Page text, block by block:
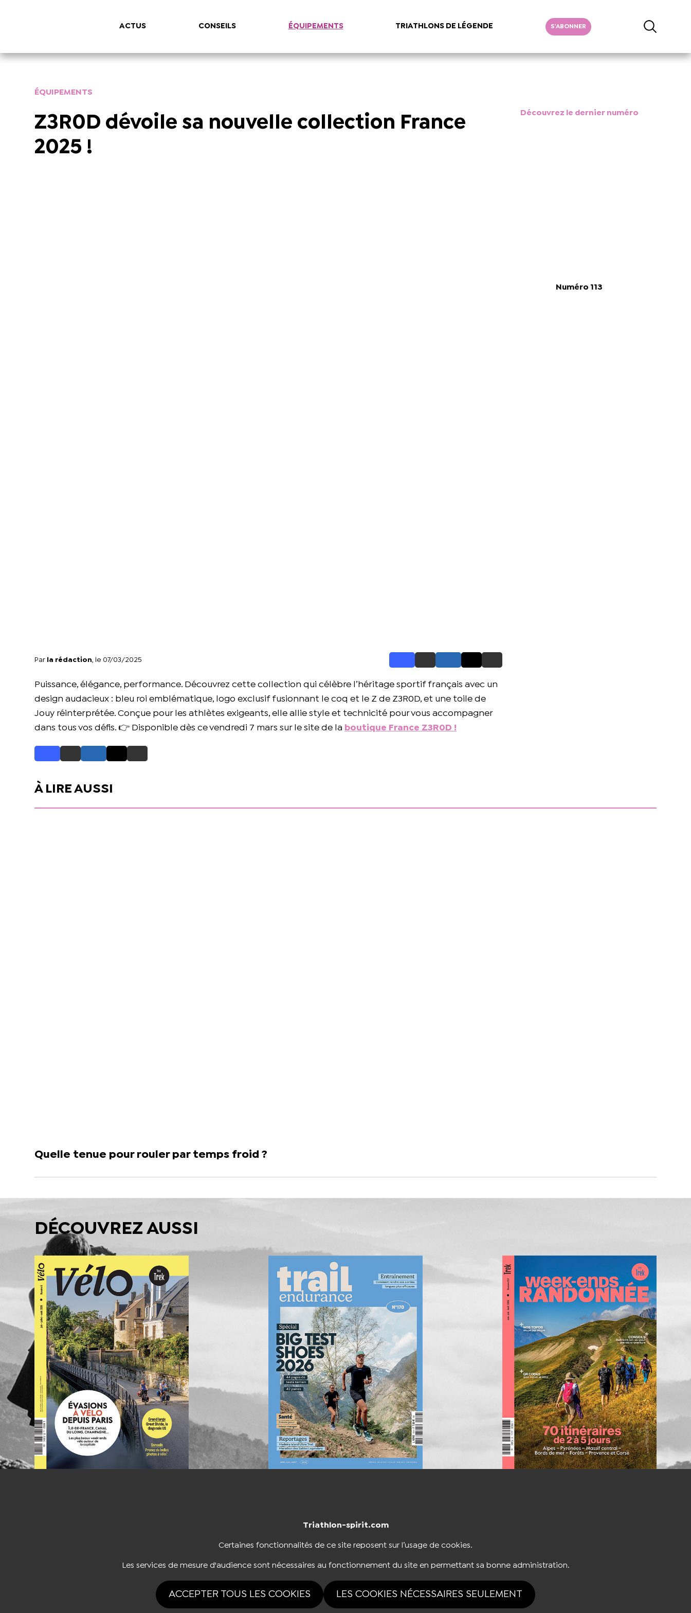
Triathlon-spirit.com
Certaines fonctionnalités de ce site reposent sur l’usage de cookies.
Les services de mesure d'audience sont nécessaires au fonctionnement du site en permettant sa bonne administration.
ACCEPTER TOUS LES COOKIES LES COOKIES NÉCESSAIRES SEULEMENT
ACTUS CONSEILS ÉQUIPEMENTS TRIATHLONS DE LÉGENDE S'ABONNER
ÉQUIPEMENTS
Z3R0D dévoile sa nouvelle collection France
2025 !
Par la rédaction , le 07/03/2025
Puissance, élégance, performance. Découvrez cette collection qui célèbre l’héritage sportif français avec un
design audacieux : bleu roi emblématique, logo exclusif fusionnant le coq et le Z de Z3R0D, et une toile de
Jouy réinterprétée. Conçue pour les athlètes exigeants, elle allie style et technicité pour vous accompagner
dans tous vos défis. 👉 Disponible dès ce vendredi 7 mars sur le site de la boutique France Z3R0D !
Découvrez le dernier numéro
Numéro 113
À LIRE AUSSI
Quelle tenue pour rouler par temps froid ?
DÉCOUVREZ AUSSI
BOUTIQUE